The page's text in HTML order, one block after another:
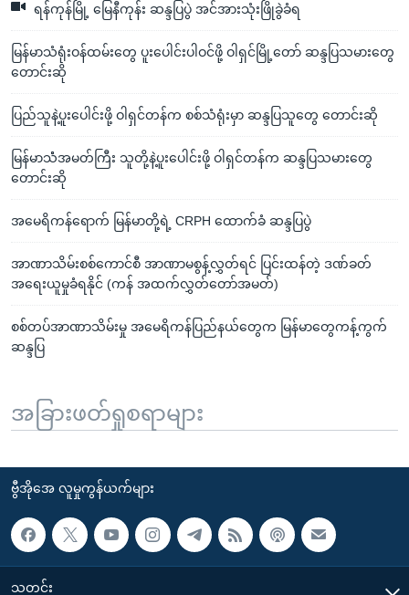
ရန်ကုန်မြို့ မြေနီကုန်း ဆန္ဒပြပွဲ အင်အားသုံးဖြိုခွဲခံရ
မြန်မာသံရုံးဝန်ထမ်းတွေ ပူးပေါင်းပါဝင်ဖို့ ဝါရှင်မြို့တော် ဆန္ဒပြသမားတွေ
တောင်းဆို
ပြည်သူနဲ့ပူးပေါင်းဖို့ ဝါရှင်တန်က စစ်သံရုံးမှာ ဆန္ဒပြသူတွေ တောင်းဆို
မြန်မာသံံအမတ်ကြီး သူတို့နဲ့ပူးပေါင်းဖို့ ဝါရှင်တန်က ဆန္ဒပြသမားတွေ
တောင်းဆို
အမေရိကန်ရောက် မြန်မာတို့ရဲ့ CRPH ထောက်ခံ ဆန္ဒပြပွဲ
အာဏာသိမ်းစစ်ကောင်စီ အာဏာမစွန့်လွှတ်ရင် ပြင်းထန်တဲ့ ဒဏ်ခတ်
အရေးယူမှုခံရနိုင် (ကန် အထက်လွှတ်တော်အမတ်)
စစ်တပ်အာဏာသိမ်းမှု အမေရိကန်ပြည်နယ်တွေက မြန်မာတွေကန့်ကွက်
ဆန္ဒပြ
အခြားဖတ်ရှုစရာများ
ဗွီအိုအေ လူမှုကွန်ယက်များ
သတင်း